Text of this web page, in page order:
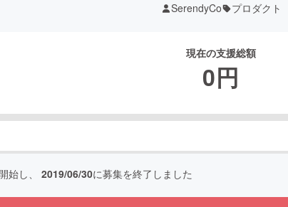
SerendyCo プロダクト
現在の支援総額
0円
始し、 2019/06/30に募集を終了しました